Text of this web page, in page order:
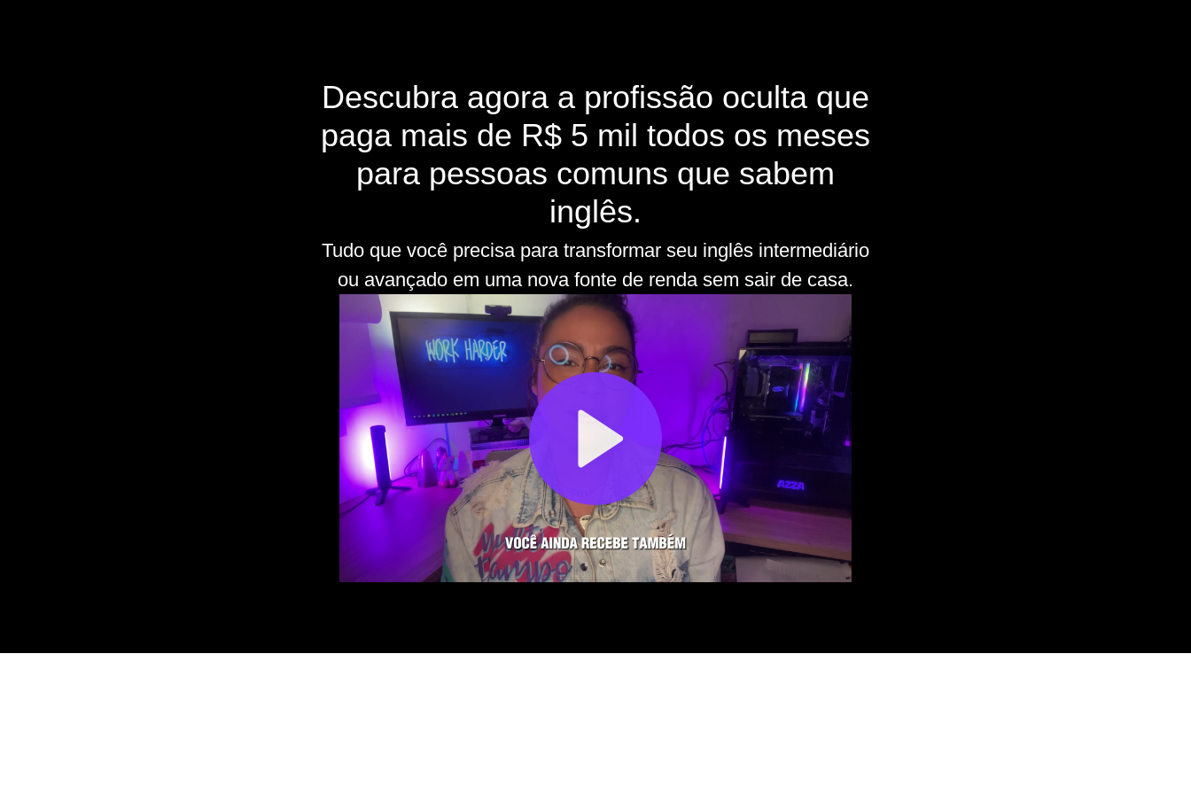
Descubra agora a profissão oculta que
paga mais de R$ 5 mil todos os meses
para pessoas comuns que sabem
inglês.
Tudo que você precisa para transformar seu inglês intermediário
ou avançado em uma nova fonte de renda sem sair de casa.